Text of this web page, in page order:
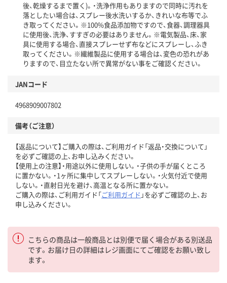
後、乾燥するまで置く)。・洗浄作用もありますので同時に汚れを
落としたい場合は、スプレー後水洗いするか、きれいな布等でふ
き取ってください。※100%食品添加物ですので、食器、調理器具
に使用後、洗浄、すすぎの必要はありません。※電気製品、床、家
具に使用する場合、直接スプレーせず布などにスプレーし、ふき
取ってください。※繊維製品に使用する場合は、変色の恐れがあ
りますので、目立たない所で異常がない事をご確認ください。
JANコード
4968909007802
備考（ご注意）
【返品について】ご購入の際は、ご利用ガイド「返品・交換について」
を必ずご確認の上、お申し込みください。
【使用上の注意】・用途以外に使用しない。・子供の手が届くところ
に置かない。・1ヶ所に集中してスプレーしない。・火気付近で使用
しない。・直射日光を避け、高温となる所に置かない。
ご購入の際は、ご利用ガイド「ご利用ガイド 」を必ずご確認の上、お
申し込みください。
こちらの商品は一般商品とは別便で届く場合がある別送品
です。お届け日の詳細はレジ画面にてご確認をお願い致し
ます。